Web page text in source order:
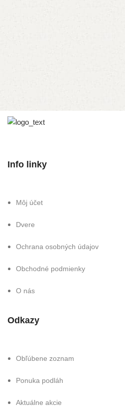
Info linky
Môj účet
Dvere
Ochrana osobných údajov
Obchodné podmienky
O nás
Odkazy
Obľúbene zoznam
Ponuka podláh
Aktuálne akcie